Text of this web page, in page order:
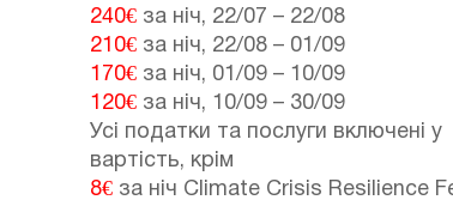
240€ за ніч, 22/07 – 22/08
210€ за ніч, 22/08 – 01/09
170€ за ніч, 01/09 – 10/09
120€ за ніч, 10/09 – 30/09
Усі податки та послуги включені у
вартість, крім
8€ за ніч Climate Crisis Resilience